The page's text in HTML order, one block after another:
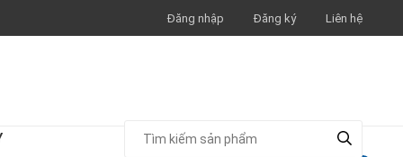
Đăng nhập Đăng ký Liên hệ